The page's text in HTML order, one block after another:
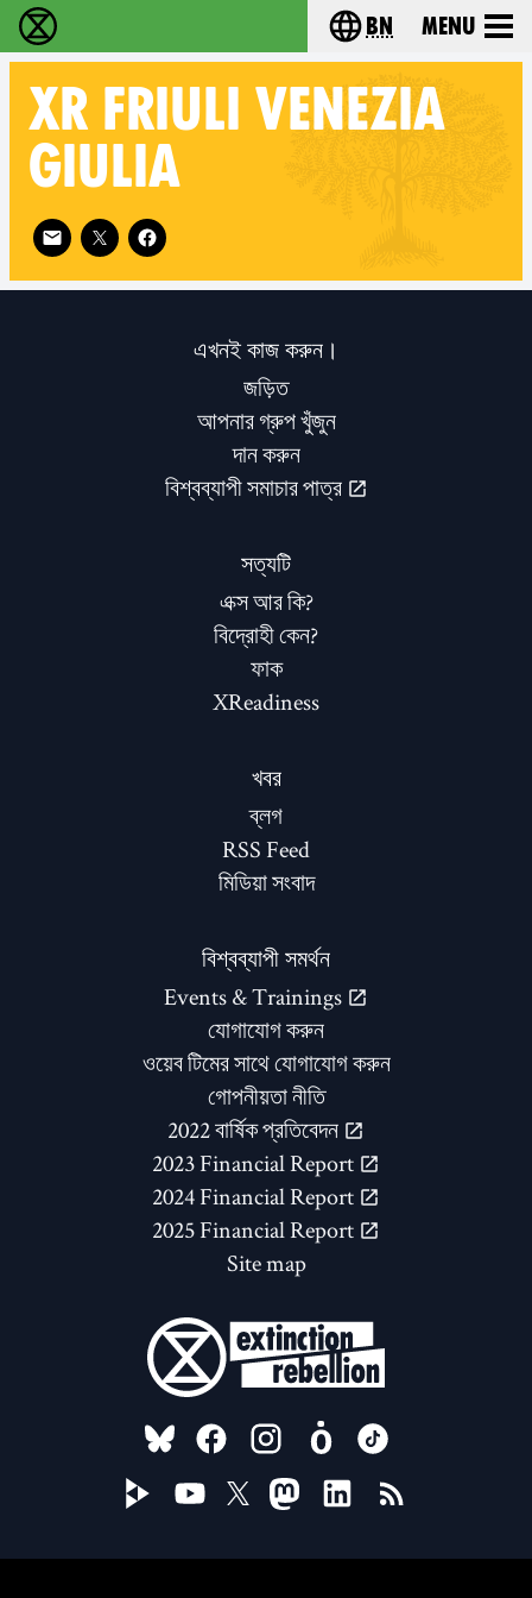
বিলুপ্তি বিদ্রোহ - Home Choose your
bn Menu
XR FRIULI VENEZIA
GIULIA
Follow XR Friuli Venezia Giulia on
এখনই কাজ করুন।
জড়িত
আপনার গ্রুপ খুঁজুন
দান করুন
বিশ্বব্যাপী সমাচার পাত্র
সত্যটি
এক্স আর কি?
বিদ্রোহী কেন?
ফাক
XReadiness
খবর
ব্লগ
RSS Feed
মিডিয়া সংবাদ
বিশ্বব্যাপী সমর্থন
Events & Trainings
যোগাযোগ করুন
ওয়েব টিমের সাথে যোগাযোগ করুন
গোপনীয়তা নীতি
2022 বার্ষিক প্রতিবেদন
2023 Financial Report
2024 Financial Report
2025 Financial Report
Site map
FOLLOW US ON